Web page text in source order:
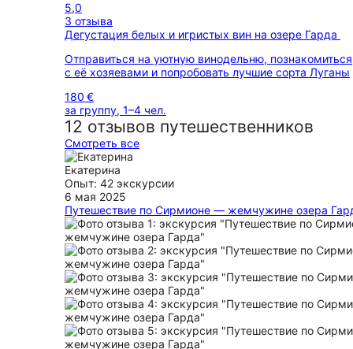
5,0
3 отзыва
Дегустация белых и игристых вин на озере Гарда
Отправиться на уютную винодельню, познакомиться
с её хозяевами и попробовать лучшие сорта Луганы
180 €
за группу, 1–4 чел.
12 отзывов путешественников
Смотреть все
Екатерина
Опыт: 42 экскурсии
6 мая 2025
Путешествие по Сирмионе — жемчужине озера
Дарья до экскурсии связалась со мной - и
более оптимальное время, когда народу меньше в
крепости будет. Прогулялись по интересным и
местам, покатались на катере. Дарья рассказывала
по истории этого региона Италии. Озеро Гарда и
Сирмионе прекрасны! Чистейший воздух, немного
(в сравнении с Римом и Венецией). Это место
подходит для небольшой передышки в путешествии
Италии.
ещё